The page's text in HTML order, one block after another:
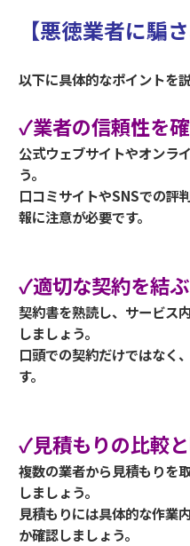
【悪徳業者に騙
以下に具体的なポイントを
✓業者の信頼性を
公式ウェブサイトやオンラ
う。
口コミサイトやSNSでの評
報に注意が必要です。
✓適切な契約を結ぶ
契約書を熟読し、サービス
しましょう。
口頭での契約だけではなく
す。
✓見積もりの比較
複数の業者から見積もりを
しましょう。
見積もりには具体的な作業
か確認しましょう。